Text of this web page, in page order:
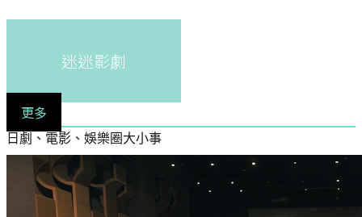
迷迷影劇
更多
日劇、電影、娛樂圈大小事